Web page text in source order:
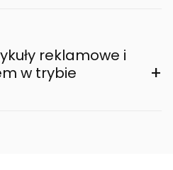
reklamowe i
w trybie
+